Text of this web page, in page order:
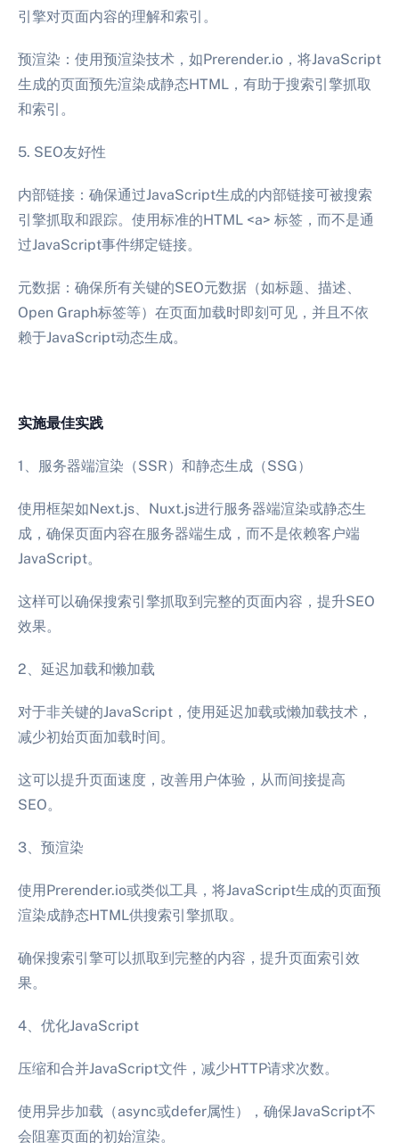
引擎对页面内容的理解和索引。
预渲染：使用预渲染技术，如Prerender.io，将JavaScript
生成的页面预先渲染成静态HTML，有助于搜索引擎抓取
和索引。
5. SEO友好性
内部链接：确保通过JavaScript生成的内部链接可被搜索
引擎抓取和跟踪。使用标准的HTML <a> 标签，而不是通
过JavaScript事件绑定链接。
元数据：确保所有关键的SEO元数据（如标题、描述、
Open Graph标签等）在页面加载时即刻可见，并且不依
赖于JavaScript动态生成。
实施最佳实践
1、服务器端渲染（SSR）和静态生成（SSG）
使用框架如Next.js、Nuxt.js进行服务器端渲染或静态生
成，确保页面内容在服务器端生成，而不是依赖客户端
JavaScript。
这样可以确保搜索引擎抓取到完整的页面内容，提升SEO
效果。
2、延迟加载和懒加载
对于非关键的JavaScript，使用延迟加载或懒加载技术，
减少初始页面加载时间。
这可以提升页面速度，改善用户体验，从而间接提高
SEO。
3、预渲染
使用Prerender.io或类似工具，将JavaScript生成的页面预
渲染成静态HTML供搜索引擎抓取。
确保搜索引擎可以抓取到完整的内容，提升页面索引效
果。
4、优化JavaScript
压缩和合并JavaScript文件，减少HTTP请求次数。
使用异步加载（async或defer属性），确保JavaScript不
会阻塞页面的初始渲染。